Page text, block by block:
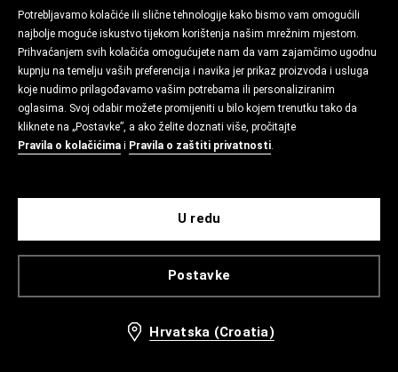
Potrebljavamo kolačiće ili slične tehnologije kako bismo vam omogućili
najbolje moguće iskustvo tijekom korištenja našim mrežnim mjestom.
Prihvaćanjem svih kolačića omogućujete nam da vam zajamčimo ugodnu
kupnju na temelju vaših preferencija i navika jer prikaz proizvoda i usluga
koje nudimo prilagođavamo vašim potrebama ili personaliziranim
oglasima. Svoj odabir možete promijeniti u bilo kojem trenutku tako da
kliknete na „Postavke”, a ako želite doznati više, pročitajte
Pravila o kolačićima i Pravila o zaštiti privatnosti.
Postavke
U redu
Hrvatska (Croatia)